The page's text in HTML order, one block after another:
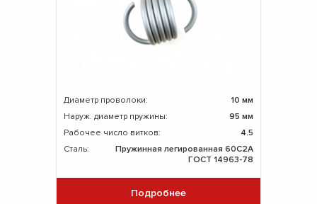
Диаметр проволоки:
10 мм
Наруж. диаметр пружины:
95 мм
Рабочее число витков:
4.5
Сталь:
Пружинная легированная 60С2А
ГОСТ 14963-78
Подробнее